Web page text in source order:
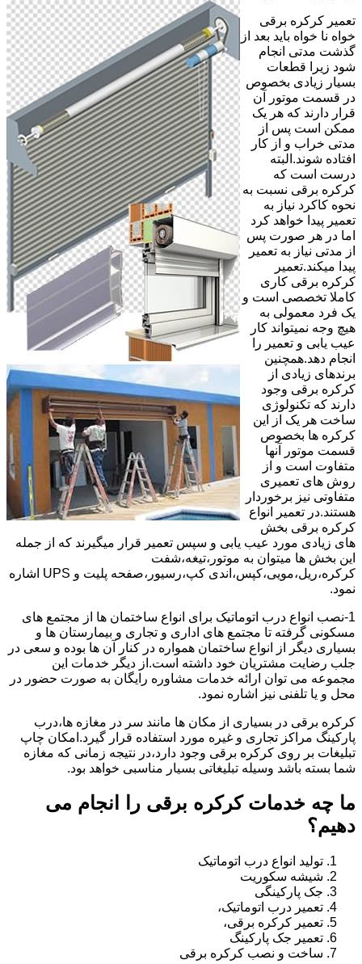
تعمیر کرکره برقی
خواه نا خواه باید بعد از
گذشت مدتی انجام
شود زیرا قطعات
بسیار زیادی بخصوص
در قسمت موتور آن
قرار دارند که هر یک
ممکن است پس از
مدتی خراب و از کار
افتاده شوند.البته
درست است که
کرکره برقی نسبت به
نحوه کاکرد نیاز به
تعمیر پیدا خواهد کرد
اما در هر صورت پس
از مدتی نیاز به تعمیر
پیدا میکند.تعمیر
کرکره برقی کاری
کاملا تخصصی است و
یک فرد معمولی به
هیچ وجه نمیتواند کار
عیب یابی و تعمیر را
انجام دهد.همچنین
برندهای زیادی از
کرکره برقی وجود
دارند که تکنولوژی
ساخت هر یک از این
کرکره ها بخصوص
قسمت موتور آنها
متفاوت است و از
روش های تعمیری
متفاوتی نیز برخوردار
هستند.در تعمیر انواع
کرکره برقی بخش
های زیادی مورد عیب یابی و سپس تعمیر قرار میگیرند که از جمله
این بخش ها میتوان به موتور،تیغه،شفت
کرکره،ریل،مویی،کپس،اندی کپ،رسیور،صفحه پلیت و UPS اشاره
نمود.
1-نصب انواع درب اتوماتیک برای انواع ساختمان ها از مجتمع های
مسکونی گرفته تا مجتمع های اداری و تجاری و بیمارستان ها و
بسیاری دیگر از انواع ساختمان همواره در کنار آن ها بوده و سعی در
جلب رضایت مشتریان خود داشته است.از دیگر خدمات این
مجموعه می توان ارائه خدمات مشاوره رایگان به صورت حضور در
محل و یا تلفنی نیز اشاره نمود.
کرکره برقی در بسیاری از مکان ها مانند سر در مغازه ها،درب
پارکینگ مراکز تجاری و غیره مورد استفاده قرار گیرد.امکان چاپ
تبلیغات بر روی کرکره برقی وجود دارد،در نتیجه زمانی که مغازه
شما بسته باشد وسیله تبلیغاتی بسیار مناسبی خواهد بود.
ما چه خدمات کرکره برقی را انجام می
دهیم؟
تولید انواع درب اتوماتیک
شیشه سکوریت
جک پارکینگی
تعمیر درب اتوماتیک،
تعمیر کرکره برقی،
تعمیر جک پارکینگ
ساخت و نصب کرکره برقی